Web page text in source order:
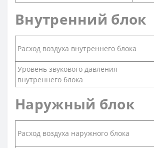
Внутренний блок
Расход воздуха внутреннего блока
Уровень звукового давления
внутреннего блока
Наружный блок
Расход воздуха наружного блока